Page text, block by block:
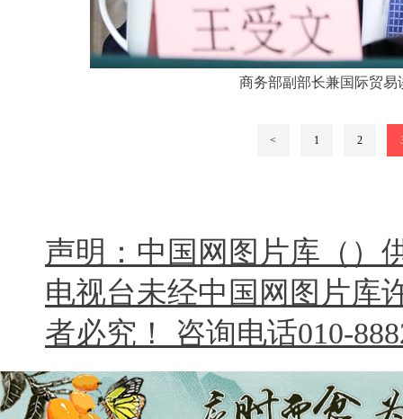
商务部副部长兼国际贸
< 1 2
声明：中国网图片库（）
电视台未经中国网图片库
者必究！ 咨询电话010-